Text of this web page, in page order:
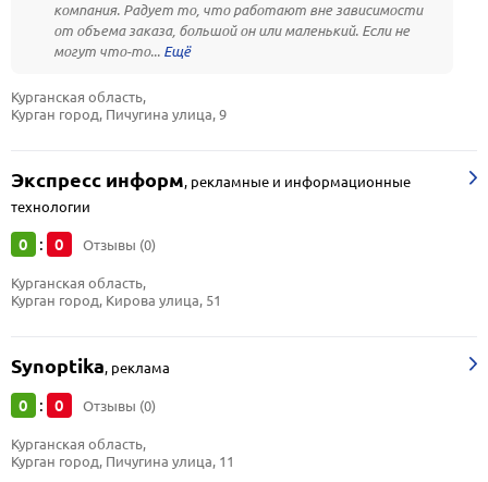
компания. Радует то, что работают вне зависимости
от объема заказа, большой он или маленький. Если не
могут что-то...
Курганская область,
Курган город, Пичугина улица, 9
Экспресс информ, рекламные и информационные
технологии
0 : 0 Отзывы (0)
Курганская область,
Курган город, Кирова улица, 51
Synoptika, реклама
0 : 0 Отзывы (0)
Курганская область,
Курган город, Пичугина улица, 11